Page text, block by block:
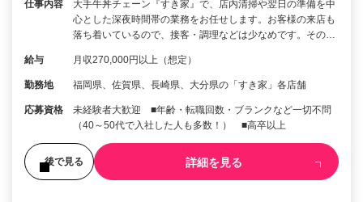
仕事内容
大手牛丼チェーン『すき家』で、店内清掃や翌日の準備を中
心とした深夜時間帯の業務をお任せします。お客様の来店も
落ち着いているので、接客・調理などは少なめです。その…
給与 月収270,000円以上（想定）
勤務地 福岡県、佐賀県、長崎県、大分県の「すき家」各店舗
応募資格
未経験者大歓迎 ■年齢・転職回数・ブランクなど一切不問
（40～50代で入社した人も多数！） ■高卒以上
後で見る 詳細を見る